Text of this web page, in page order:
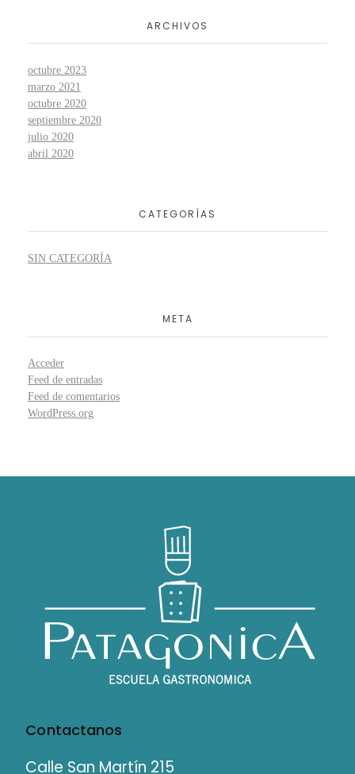
ARCHIVOS
octubre 2023
marzo 2021
octubre 2020
septiembre 2020
julio 2020
abril 2020
CATEGORÍAS
SIN CATEGORÍA
META
Acceder
Feed de entradas
Feed de comentarios
WordPress.org
Contactanos
Calle San Martín 215